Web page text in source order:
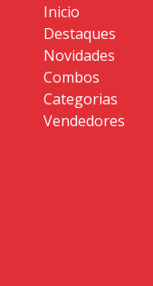
Inicio
Destaques
Novidades
Combos
Categorias
Vendedores